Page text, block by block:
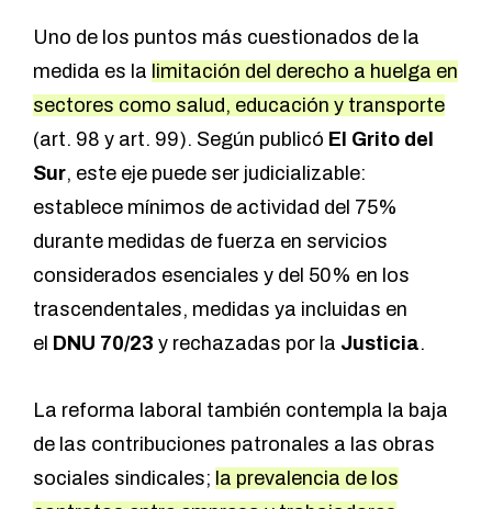
Uno de los puntos más cuestionados de la
medida es la limitación del derecho a huelga en
sectores como salud, educación y transporte
(art. 98 y art. 99). Según publicó El Grito del
Sur, este eje puede ser judicializable:
establece mínimos de actividad del 75%
durante medidas de fuerza en servicios
considerados esenciales y del 50% en los
trascendentales, medidas ya incluidas en
el DNU 70/23 y rechazadas por la Justicia.
La reforma laboral también contempla la baja
de las contribuciones patronales a las obras
sociales sindicales; la prevalencia de los